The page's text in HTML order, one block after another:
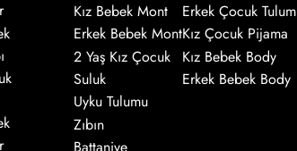
Kız Bebek Mont
Erkek Bebek Mont
2 Yaş Kız Çocuk
Suluk
Uyku Tulumu
Zıbın
Erkek Çocuk Tulum
Kız Çocuk Pijama
Kız Bebek Body
Erkek Bebek Body